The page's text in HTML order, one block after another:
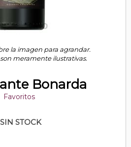
la imagen para agrandar.
meramente ilustrativas.
Bonarda
Favoritos
SIN STOCK